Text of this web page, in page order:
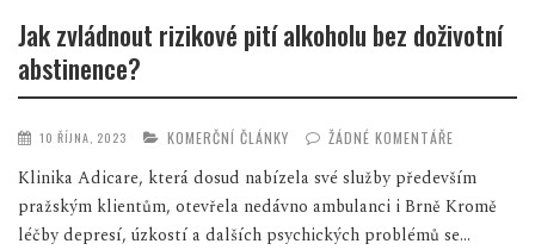
Jak zvládnout rizikové pití alkoholu bez doživotní
abstinence?
10 ŘÍJNA, 2023 KOMERČNÍ ČLÁNKY ŽÁDNÉ KOMENTÁŘE
Klinika Adicare, která dosud nabízela své služby především
pražským klientům, otevřela nedávno ambulanci i Brně Kromě
léčby depresí, úzkostí a dalších psychických problémů se...